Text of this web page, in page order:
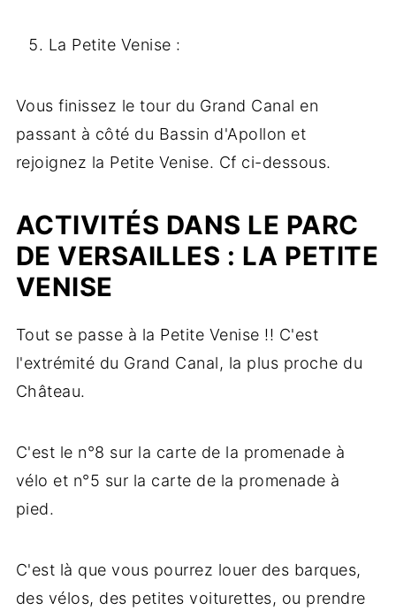
La Petite Venise :
Vous finissez le tour du Grand Canal en
passant à côté du Bassin d'Apollon et
rejoignez la Petite Venise. Cf ci-dessous.
ACTIVITÉS DANS LE PARC
DE VERSAILLES : LA PETITE
VENISE
Tout se passe à la Petite Venise !! C'est
l'extrémité du Grand Canal, la plus proche du
Château.
C'est le n°8 sur la carte de la promenade à
vélo et n°5 sur la carte de la promenade à
pied.
C'est là que vous pourrez louer des barques,
des vélos, des petites voiturettes, ou prendre